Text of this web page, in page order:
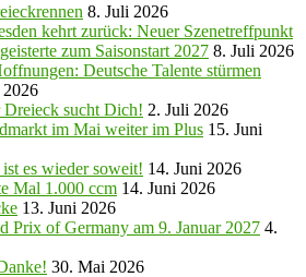
8. Juli 2026
kehrt zurück: Neuer Szenetreffpunkt
zum Saisonstart 2027 8. Juli 2026
Deutsche Talente stürmen
Dreieck sucht Dich! 2. Juli 2026
im Mai weiter im Plus 15. Juni
es wieder soweit! 14. Juni 2026
Mal 1.000 ccm 14. Juni 2026
13. Juni 2026
Prix of Germany am 9. Januar 2027 4.
30. Mai 2026